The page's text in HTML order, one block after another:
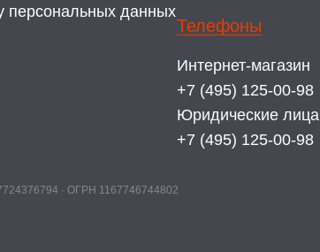
персональных данных
Телефоны
Интернет-магазин
+7 (495) 125-00-98
Юридические лица
+7 (495) 125-00-98
· ОГРН 1167746744802